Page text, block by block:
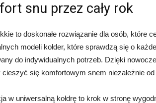
snu przez cały rok
to doskonałe rozwiązanie dla osób, które
modeli kołder, które sprawdzą się o
do indywidualnych potrzeb. Dzięki
cieszyć się komfortowym snem niezależnie
w uniwersalną kołdrę to krok w stronę